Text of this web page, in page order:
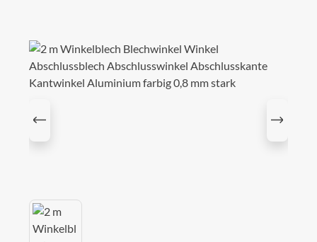
Bildergalerie überspringen